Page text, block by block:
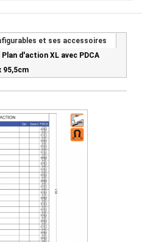
et ses accessoires
Plan d'action XL avec PDCA
95,5cm